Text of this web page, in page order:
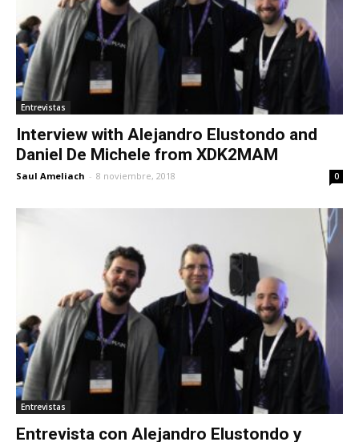
Entrevistas
Interview with Alejandro Elustondo and
Daniel De Michele from XDK2MAM
Saul Ameliach - 8 noviembre, 2018 0
Entrevistas
Entrevista con Alejandro Elustondo y